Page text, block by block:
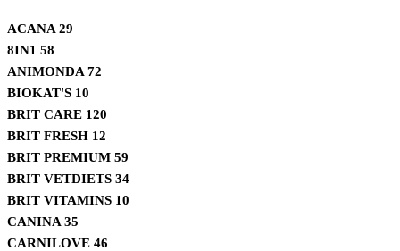
ACANA 29
8IN1 58
ANIMONDA 72
BIOKAT'S 10
BRIT CARE 120
BRIT FRESH 12
BRIT PREMIUM 59
BRIT VETDIETS 34
BRIT VITAMINS 10
CANINA 35
CARNILOVE 46